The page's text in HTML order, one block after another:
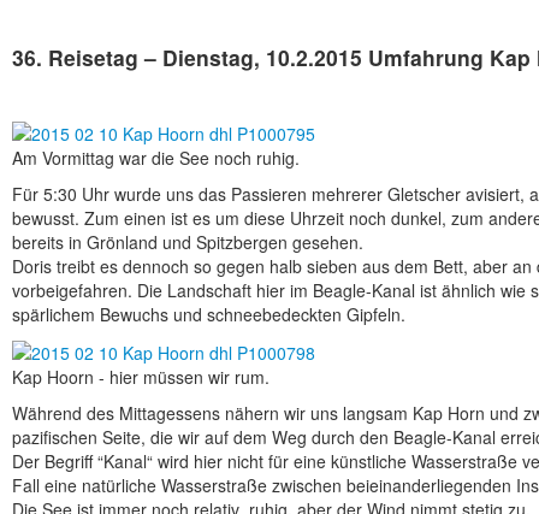
36. Reisetag – Dienstag, 10.2.2015 Umfahrung
Am Vormittag war die See noch ruhig.
Für 5:30 Uhr wurde uns das Passieren mehrerer Gletscher avisiert,
bewusst. Zum einen ist es um diese Uhrzeit noch dunkel, zum
bereits in Grönland und Spitzbergen gesehen.
Doris treibt es dennoch so gegen halb sieben aus dem Bett, aber
vorbeigefahren. Die Landschaft hier im Beagle-Kanal ist ähnlich wie
spärlichem Bewuchs und schneebedeckten Gipfeln.
Kap Hoorn - hier müssen wir rum.
Während des Mittagessens nähern wir uns langsam Kap Horn und
pazifischen Seite, die wir auf dem Weg durch den Beagle-Kanal
Der Begriff “Kanal“ wird hier nicht für eine künstliche Wasserstraße
Fall eine natürliche Wasserstraße zwischen beieinanderliegenden
Die See ist immer noch relativ ruhig, aber der Wind nimmt stetig zu.